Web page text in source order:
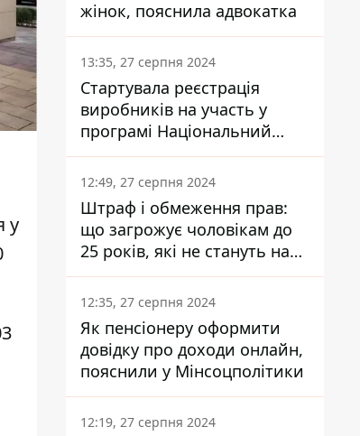
у
жінок, пояснила адвокатка
13:35, 27 серпня 2024
Стартувала реєстрація
виробників на участь у
програмі Національний
кешбек: як це зробити
через портал Дія
12:49, 27 серпня 2024
Штраф і обмеження прав:
що загрожує чоловікам до
25 років, які не стануть на
військовий облік
12:35, 27 серпня 2024
Як пенсіонеру оформити
довідку про доходи онлайн,
пояснили у Мінсоцполітики
12:19, 27 серпня 2024